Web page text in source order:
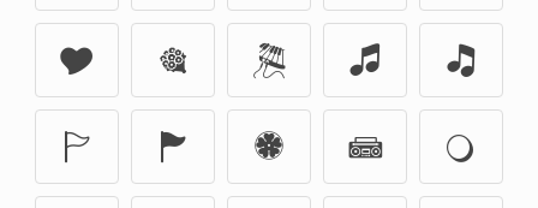
🎔
🎕 🎘 🎜
🎝
🏱
🏲 🏶 📾
🔾